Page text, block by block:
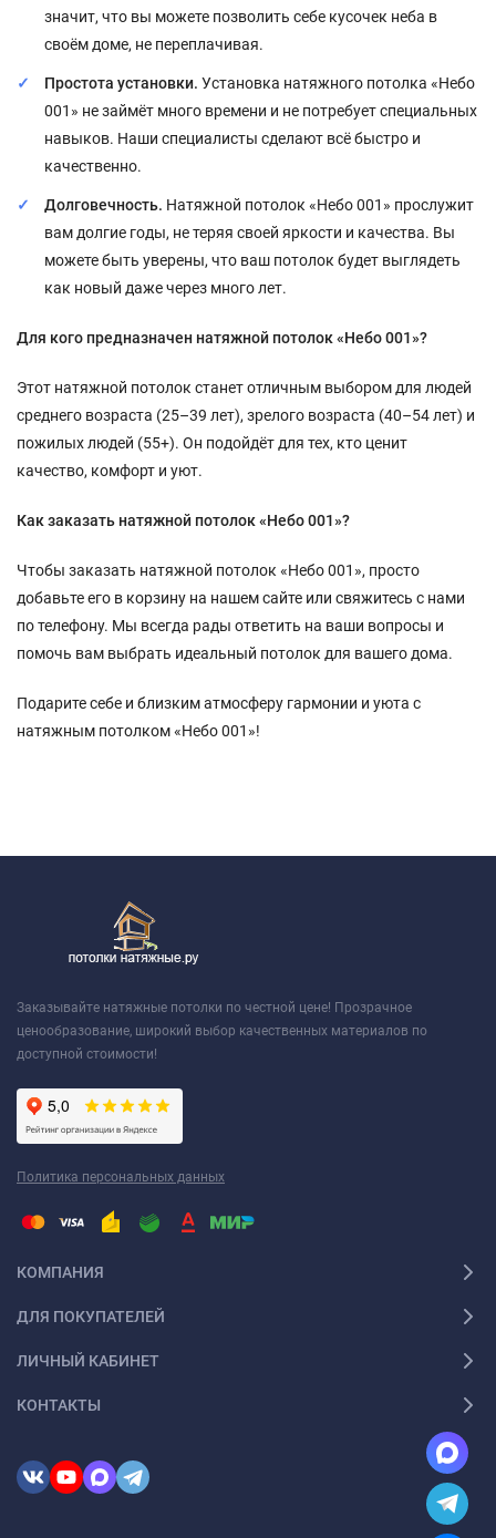
значит, что вы можете позволить себе кусочек неба в
своём доме, не переплачивая.
Простота установки. Установка натяжного потолка «Небо
001» не займёт много времени и не потребует специальных
навыков. Наши специалисты сделают всё быстро и
качественно.
Долговечность. Натяжной потолок «Небо 001» прослужит
вам долгие годы, не теряя своей яркости и качества. Вы
можете быть уверены, что ваш потолок будет выглядеть
как новый даже через много лет.
Для кого предназначен натяжной потолок «Небо 001»?
Этот натяжной потолок станет отличным выбором для людей
среднего возраста (25–39 лет), зрелого возраста (40–54 лет) и
пожилых людей (55+). Он подойдёт для тех, кто ценит
качество, комфорт и уют.
Как заказать натяжной потолок «Небо 001»?
Чтобы заказать натяжной потолок «Небо 001», просто
добавьте его в корзину на нашем сайте или свяжитесь с нами
по телефону. Мы всегда рады ответить на ваши вопросы и
помочь вам выбрать идеальный потолок для вашего дома.
Подарите себе и близким атмосферу гармонии и уюта с
натяжным потолком «Небо 001»!
Заказывайте натяжные потолки по честной цене! Прозрачное
ценообразование, широкий выбор качественных материалов по
доступной стоимости!
Политика персональных данных
КОМПАНИЯ
ДЛЯ ПОКУПАТЕЛЕЙ
ЛИЧНЫЙ КАБИНЕТ
КОНТАКТЫ